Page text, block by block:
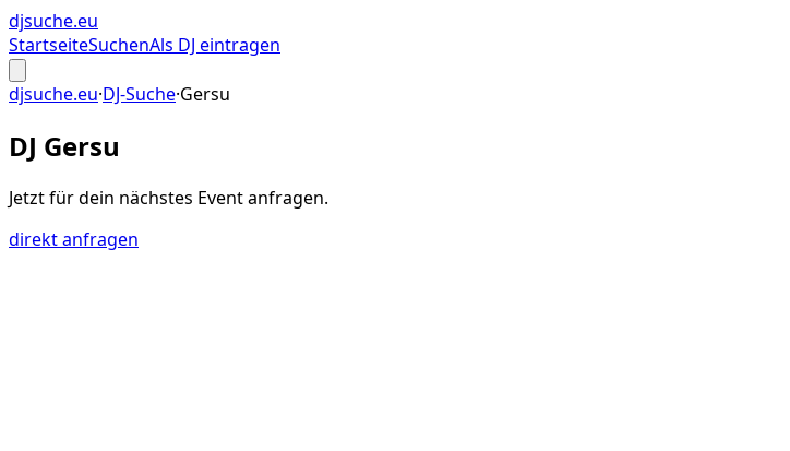
djsuche.eu
StartseiteSuchenAls DJ eintragen
djsuche.eu·DJ-Suche·Gersu
DJ Gersu
Jetzt für dein nächstes Eventanfragen.
direkt anfragen